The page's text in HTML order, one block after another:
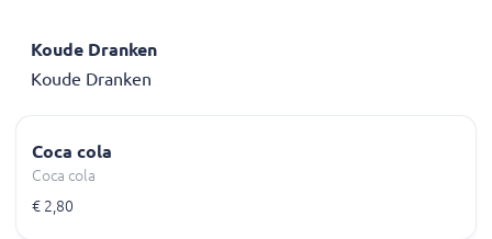
Koude Dranken
Koude Dranken
Coca cola
Coca cola
€ 2,80